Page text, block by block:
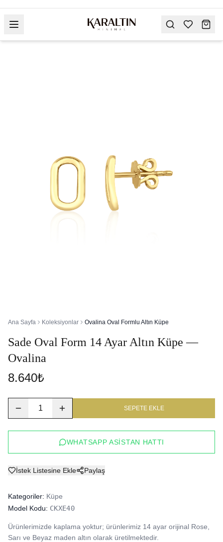
Ana Sayfa Koleksiyonlar Ovalina Oval Formlu Altın Küpe
Sade Oval Form 14 Ayar Altın Küpe —
Ovalina
8.640₺
1 SEPETE EKLE
WHATSAPP ASISTAN HATTI
İstek Listesine Ekle Paylaş
Kategoriler: Küpe
Model Kodu: CKXE40
Ürünlerimizde kaplama yoktur; ürünlerimiz 14 ayar orijinal Rose,
Sarı ve Beyaz maden altın olarak üretilmektedir.